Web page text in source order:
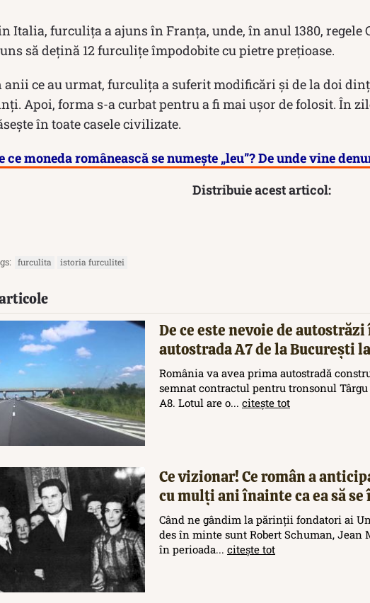
Italia, furculiţa a ajuns în Franţa, unde, în anul 1380, regele
să deţină 12 furculiţe împodobite cu pietre preţioase.
anii ce au urmat, furculița a suferit modificări și de la doi
Apoi, forma s-a curbat pentru a fi mai ușor de folosit. În
în toate casele civilizate.
ce moneda românească se numește „leu”? De unde vine
Distribuie acest articol:
furculita istoria furculitei
De ce este nevoie de
autostrada A7 de la București
România va avea prima autostradă
semnat contractul pentru tronsonul
A8. Lotul are o... citește tot
Ce vizionar! Ce român a
cu mulți ani înainte ca ea să
Când ne gândim la părinții fondatori ai
des în minte sunt Robert Schuman, Jean
în perioada... citește tot